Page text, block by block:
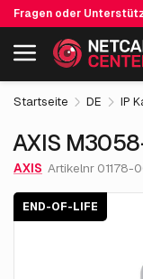
Fragen oder
Einschließlich EOL-
AXIS M3058-
Startseite DE IP
AXIS
AXIS Artikelnr 01178-
END-OF-LIFE